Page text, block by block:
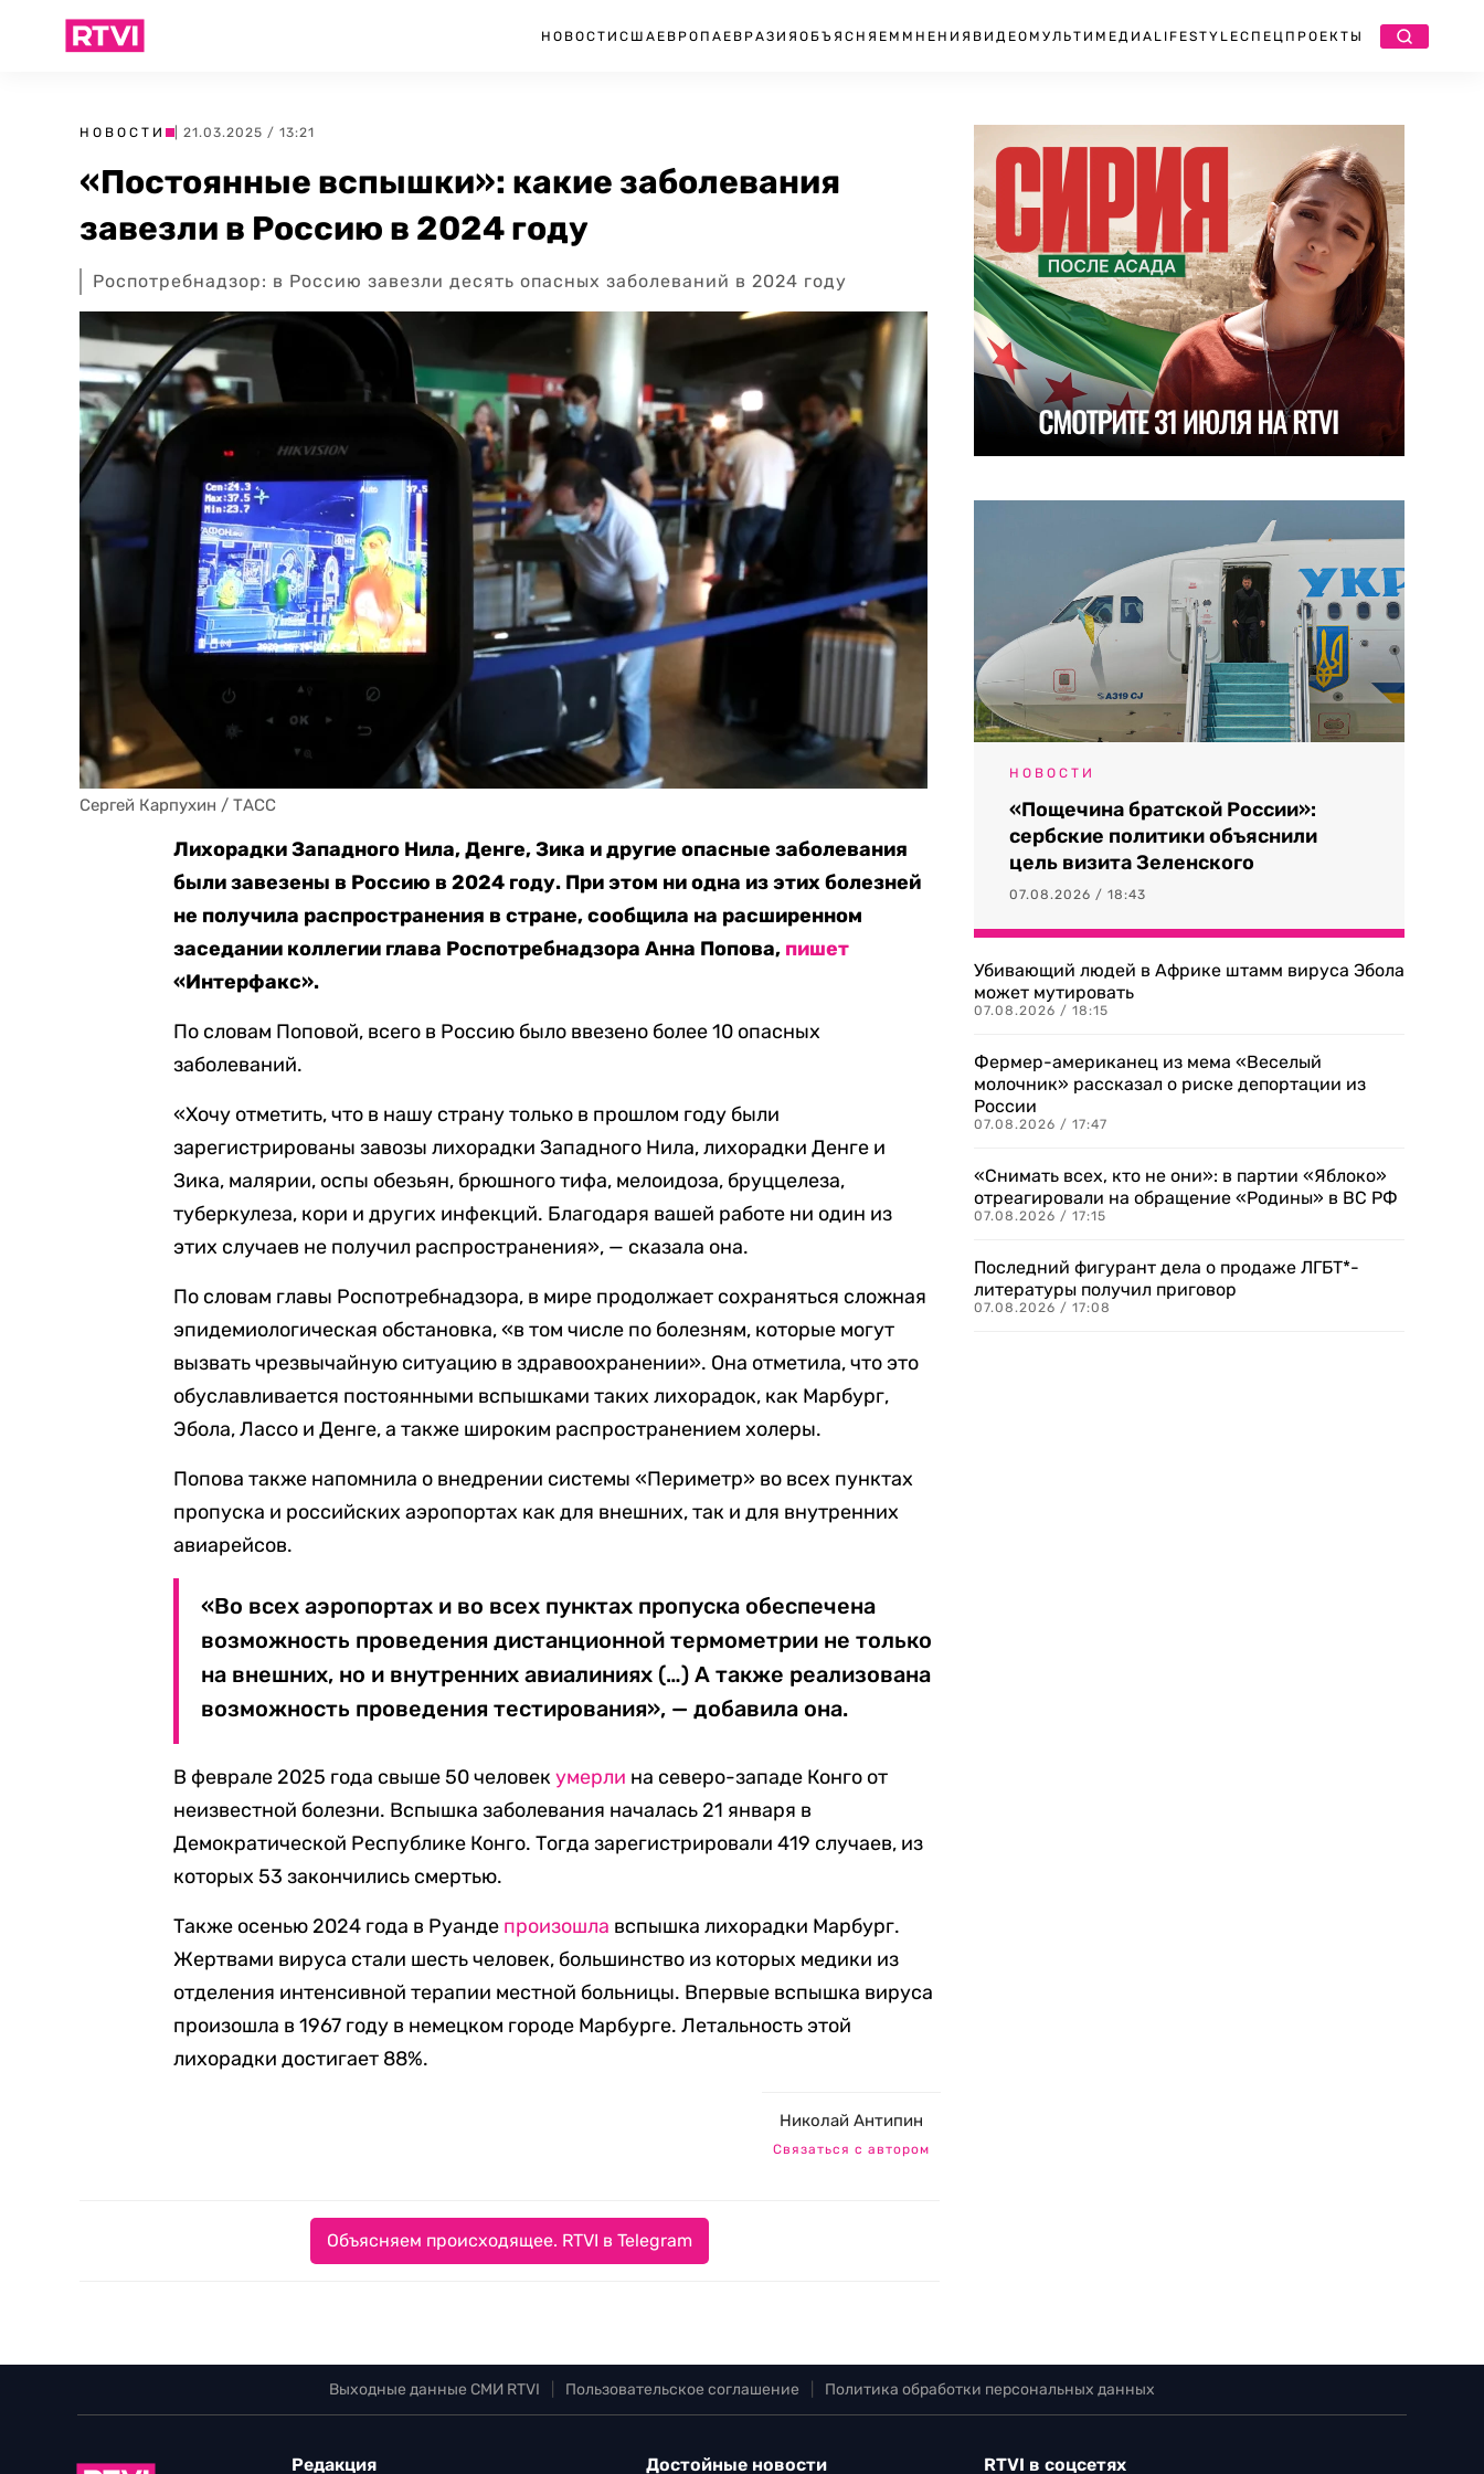
НОВОСТИ США ЕВРОПА ЕВРАЗИЯ ОБЪЯСНЯЕМ МНЕНИЯ ВИДЕО МУЛЬТИМЕДИА LIFESTYLEСПЕЦПРОЕКТЫ
НОВОСТИ | 21.03.2025 / 13:21
«Постоянные вспышки»: какие заболевания
завезли в Россию в 2024 году
Роспотребнадзор: в Россию завезли десять опасных заболеваний в 2024 году
Сергей Карпухин / ТАСС
Лихорадки Западного Нила, Денге, Зика и другие опасные заболевания
были завезены в Россию в 2024 году. При этом ни одна из этих болезней
не получила распространения в стране, сообщила на расширенном
заседании коллегии глава Роспотребнадзора Анна Попова, пишет
«Интерфакс».
По словам Поповой, всего в Россию было ввезено более 10 опасных
заболеваний.
«Хочу отметить, что в нашу страну только в прошлом году были
зарегистрированы завозы лихорадки Западного Нила, лихорадки Денге и
Зика, малярии, оспы обезьян, брюшного тифа, мелоидоза, бруццелеза,
туберкулеза, кори и других инфекций. Благодаря вашей работе ни один из
этих случаев не получил распространения», — сказала она.
По словам главы Роспотребнадзора, в мире продолжает сохраняться сложная
эпидемиологическая обстановка, «в том числе по болезням, которые могут
вызвать чрезвычайную ситуацию в здравоохранении». Она отметила, что это
обуславливается постоянными вспышками таких лихорадок, как Марбург,
Эбола, Лассо и Денге, а также широким распространением холеры.
Попова также напомнила о внедрении системы «Периметр» во всех пунктах
пропуска и российских аэропортах как для внешних, так и для внутренних
авиарейсов.
«Во всех аэропортах и во всех пунктах пропуска обеспечена
возможность проведения дистанционной термометрии не только
на внешних, но и внутренних авиалиниях (…) А также реализована
возможность проведения тестирования», — добавила она.
В феврале 2025 года свыше 50 человекумерли на северо-западе Конго от
неизвестной болезни. Вспышка заболевания началась 21 января в
Демократической Республике Конго. Тогда зарегистрировали 419 случаев, из
которых 53 закончились смертью.
Также осенью 2024 года в Руанде произошла вспышка лихорадки Марбург.
Жертвами вируса стали шесть человек, большинство из которых медики из
отделения интенсивной терапии местной больницы. Впервые вспышка вируса
произошла в 1967 году в немецком городе Марбурге. Летальность этой
лихорадки достигает 88%.
Николай Антипин
Связаться с автором
Объясняем происходящее. RTVI в Telegram
НОВОСТИ
«Пощечина братской России»:
сербские политики объяснили
цель визита Зеленского
07.08.2026 / 18:43
Убивающий людей в Африке штамм вируса Эбола
может мутировать
07.08.2026 / 18:15
Фермер-американец из мема «Веселый
молочник» рассказал о риске депортации из
России
07.08.2026 / 17:47
«Снимать всех, кто не они»: в партии «Яблоко»
отреагировали на обращение «Родины» в ВС РФ
07.08.2026 / 17:15
Последний фигурант дела о продаже ЛГБТ*-
литературы получил приговор
07.08.2026 / 17:08
Выходные данные СМИ RTVI Пользовательское соглашение Политика обработки персональных данных
Редакция Достойные новости RTVI в соцсетях